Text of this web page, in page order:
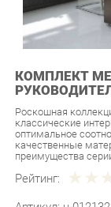
КОМПЛЕКТ
РУКОВОДИТЕЛЯ
Роскошная
оптимальное
качественные
преимущества
Рейтинг:
Артикул: u-0121323